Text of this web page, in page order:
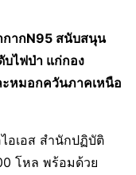
กากN95 สนับสนุน
บไฟป่า แก่กอง
หมอกควันภาคเหนือ
อเอส สำนักปฏิบัติ
โหล พร้อมด้วย